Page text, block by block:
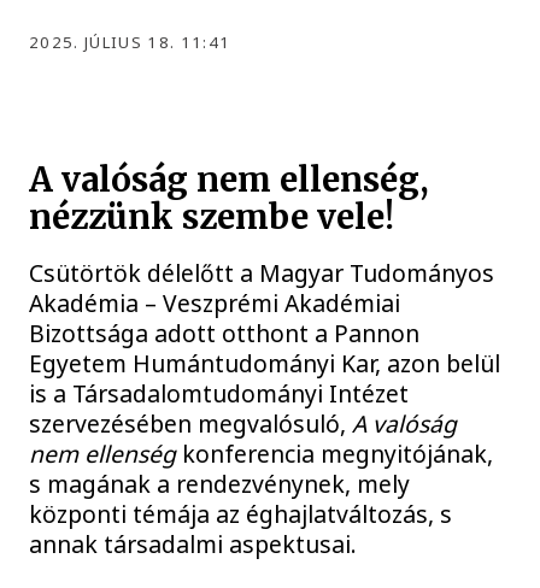
2025. JÚLIUS 18. 11:41
A valóság nem ellenség,
nézzünk szembe vele!
Csütörtök délelőtt a Magyar Tudományos
Akadémia – Veszprémi Akadémiai
Bizottsága adott otthont a Pannon
Egyetem Humántudományi Kar, azon belül
is a Társadalomtudományi Intézet
szervezésében megvalósuló,A valóság
nem ellenségkonferencia megnyitójának,
s magának a rendezvénynek, mely
központi témája az éghajlatváltozás, s
annak társadalmi aspektusai.